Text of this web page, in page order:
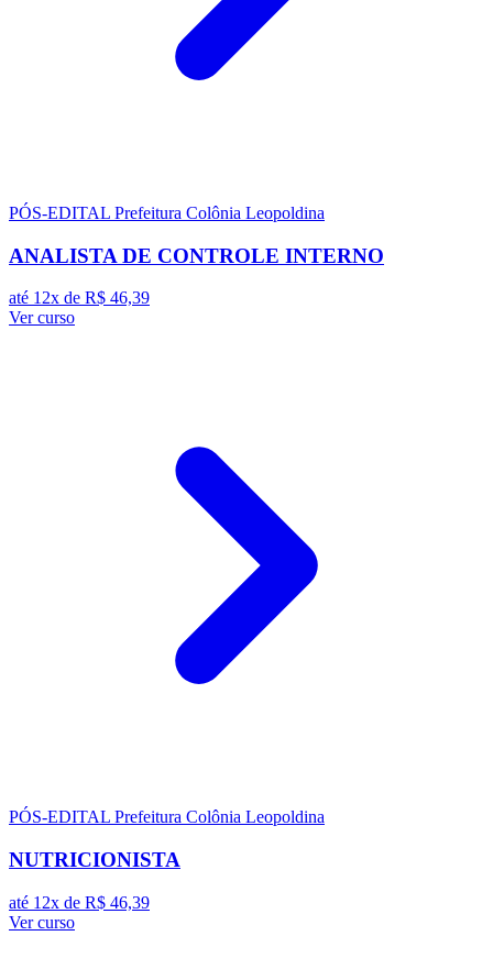
PÓS-EDITAL Prefeitura Colônia Leopoldina
ANALISTA DE CONTROLE INTERNO
até 12x de R$ 46,39
Ver curso
PÓS-EDITAL Prefeitura Colônia Leopoldina
NUTRICIONISTA
até 12x de R$ 46,39
Ver curso